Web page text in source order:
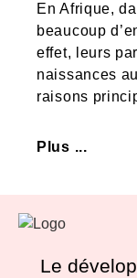
En Afrique,
beaucoup
effet, leurs
naissances
raisons
Plus ...
Le